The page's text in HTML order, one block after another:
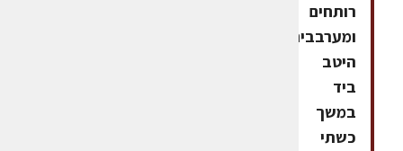
רותחים
ומערבבים
היטב
ביד
במשך
כשתי